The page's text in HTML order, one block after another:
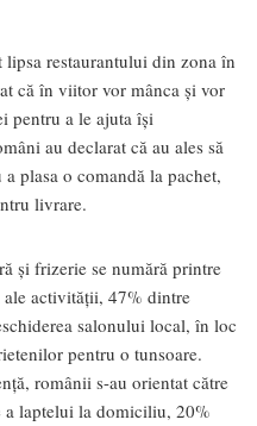
restaurantului din zona în
că în viitor vor mânca și vor
pentru a le ajuta își
au declarat că au ales să
plasa o comandă la pachet,
livrare.
și frizerie se numără printre
ale activității, 47% dintre
salonului local, în loc
pentru o tunsoare.
românii s-au orientat către
laptelui la domiciliu, 20%